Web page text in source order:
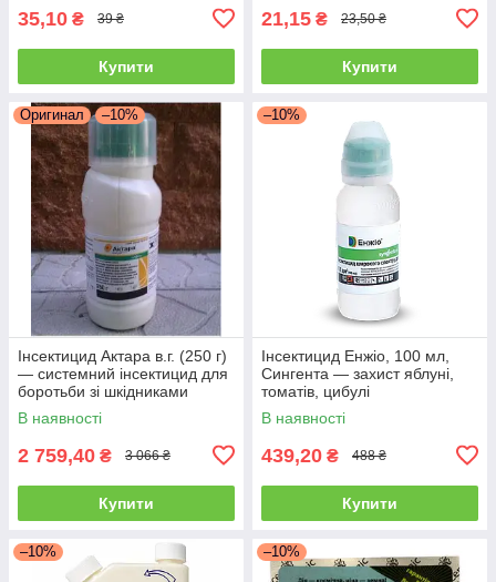
35,10 ₴ 39 ₴
Купити
21,15 ₴ 23,50 ₴
Купити
Оригинал –10%
Інсектицид Актара в.г. (250 г)
— системний інсектицид для
боротьби зі шкідниками
овочів і саду
В наявності
2 759,40 ₴ 3 066 ₴
Купити
–10%
Інсектицид Енжіо, 100 мл,
Сингента — захист яблуні,
томатів, цибулі
В наявності
439,20 ₴ 488 ₴
Купити
–10% –10%